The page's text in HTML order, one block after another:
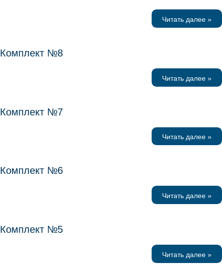
Читать далее »
Комплект №8
Читать далее »
Комплект №7
Читать далее »
Комплект №6
Читать далее »
Комплект №5
Читать далее »